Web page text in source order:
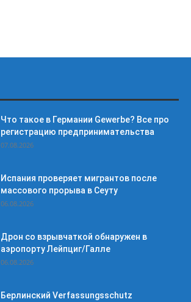
Что такое в Германии Gewerbe? Все про
регистрацию предпринимательства
07.08.2026
Испания проверяет мигрантов после
массового прорыва в Сеуту
06.08.2026
Дрон со взрывчаткой обнаружен в
аэропорту Лейпциг/Галле
06.08.2026
Берлинский Verfassungsschutz